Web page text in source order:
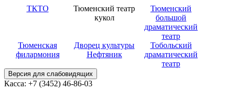
ТКТО
Тюменский театр
кукол
Тюменский
большой
драматический
театр
Тюменская
филармония
Дворец культуры
Нефтяник
Тобольский
драматический
театр
Версия для слабовидящих
Касса: +7 (3452) 46-86-03